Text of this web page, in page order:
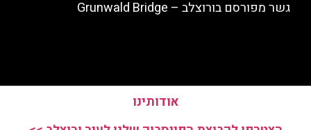
גשר מפורסם בורוצלב – Grunwald Bridge
אודותינו